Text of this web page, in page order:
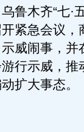
木齐“七·
紧急会议
威闹事，
行示威，
扩大事态。